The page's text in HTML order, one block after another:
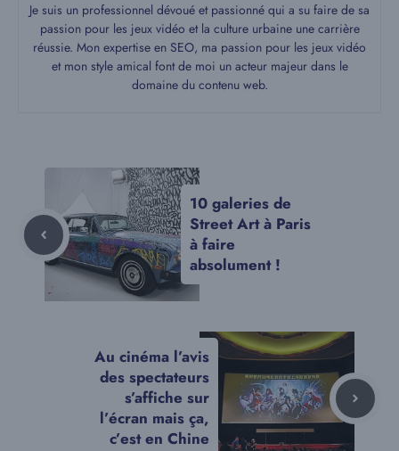
Je suis un professionnel dévoué et passionné qui a su faire de sa
passion pour les jeux vidéo et la culture urbaine une carrière
réussie. Mon expertise en SEO, ma passion pour les jeux vidéo
et mon style amical font de moi un acteur majeur dans le
domaine du contenu web.
10 galeries de
Street Art à Paris
à faire
absolument !
Au cinéma l’avis
des spectateurs
s’affiche sur
l’écran mais ça,
c’est en Chine